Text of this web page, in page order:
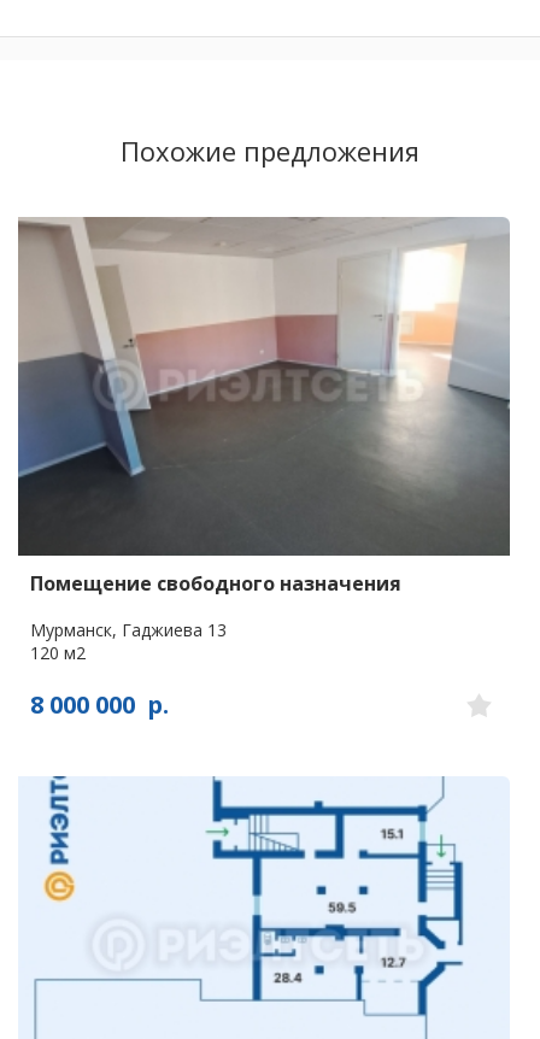
Похожие предложения
Помещение свободного назначения
Мурманск, Гаджиева 13
120 м2
8 000 000 р.